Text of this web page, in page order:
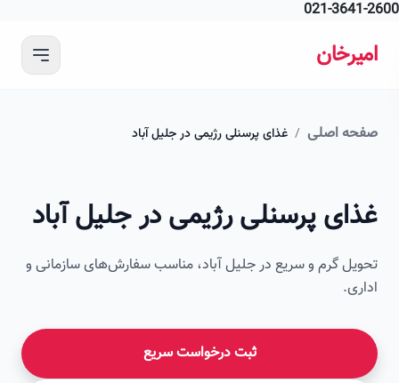
021-
اصلی / غذای پرسنلی رژیمی در جلیل آباد
پرسنلی رژیمی در جلیل آباد
گرم و سریع در جلیل آباد، مناسب سفارش‌های سازمانی و
ثبت درخواست سریع